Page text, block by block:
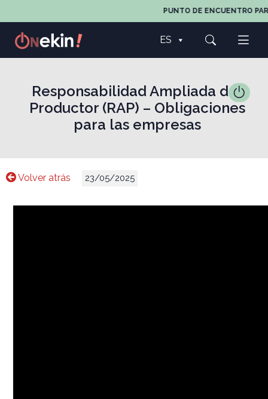
PUNTO DE ENCUENTRO
ES
Responsabilidad Ampliada del
Productor (RAP) – Obligaciones
para las empresas
Volver atrás 23/05/2025